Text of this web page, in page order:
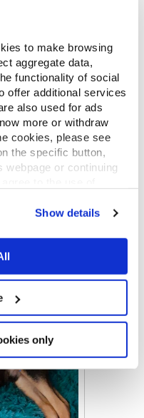
to make browsing
aggregate data,
functionality of social
offer additional services
also used for ads
more or withdraw
cookies, please see
the specific button,
webpage or continuing
Show details
only